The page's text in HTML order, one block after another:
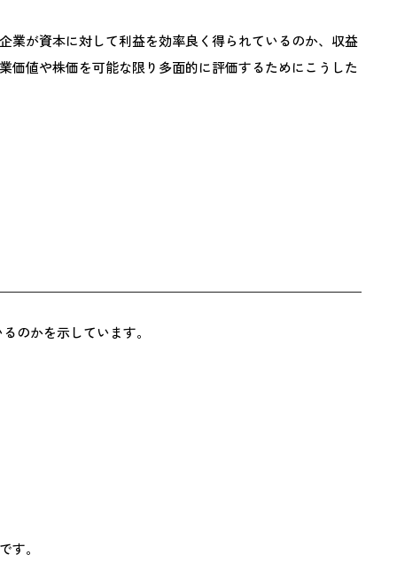
業が資本に対して利益を効率良く得られているのか、収益
値や株価を可能な限り多面的に評価するためにこうした
のかを示しています。
す。